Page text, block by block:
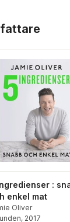
:
enkel mat
Oliver
, 2017